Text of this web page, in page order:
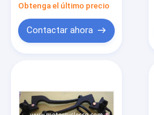
Obtenga el último precio
Contactar ahora